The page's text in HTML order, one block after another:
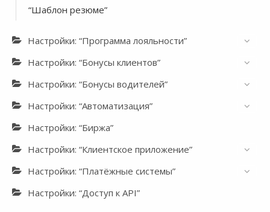
“Шаблон резюме”
Настройки: “Программа лояльности”
Настройки: “Бонусы клиентов”
Настройки: “Бонусы водителей”
Настройки: “Автоматизация”
Настройки: “Биржа”
Настройки: “Клиентское приложение”
Настройки: “Платёжные системы”
Настройки: “Доступ к API”